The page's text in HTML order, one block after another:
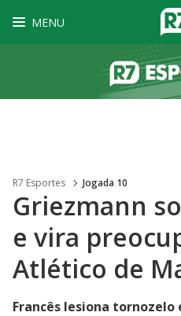
MENU
R7 Esportes Jogada 10
Griezmann
e vira
Atlético de
Francês lesiona